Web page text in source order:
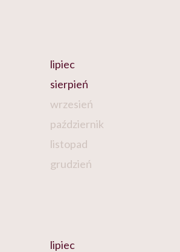
lipiec
sierpień
wrzesień
październik
listopad
grudzień
lipiec